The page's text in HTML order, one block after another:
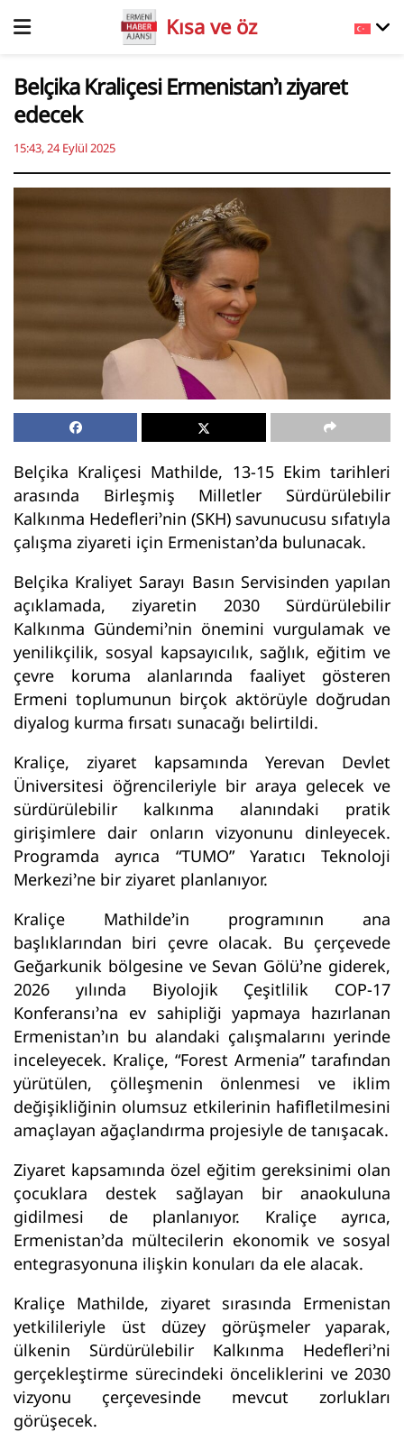
Kısa ve öz
Belçika Kraliçesi Ermenistan’ı ziyaret
edecek
15:43, 24 Eylül 2025
Belçika Kraliçesi Mathilde, 13-15 Ekim tarihleri
arasında Birleşmiş Milletler Sürdürülebilir
Kalkınma Hedefleri’nin (SKH) savunucusu sıfatıyla
çalışma ziyareti için Ermenistan’da bulunacak.
Belçika Kraliyet Sarayı Basın Servisinden yapılan
açıklamada, ziyaretin 2030 Sürdürülebilir
Kalkınma Gündemi’nin önemini vurgulamak ve
yenilikçilik, sosyal kapsayıcılık, sağlık, eğitim ve
çevre koruma alanlarında faaliyet gösteren
Ermeni toplumunun birçok aktörüyle doğrudan
diyalog kurma fırsatı sunacağı belirtildi.
Kraliçe, ziyaret kapsamında Yerevan Devlet
Üniversitesi öğrencileriyle bir araya gelecek ve
sürdürülebilir kalkınma alanındaki pratik
girişimlere dair onların vizyonunu dinleyecek.
Programda ayrıca “TUMO” Yaratıcı Teknoloji
Merkezi’ne bir ziyaret planlanıyor.
Kraliçe Mathilde’in programının ana
başlıklarından biri çevre olacak. Bu çerçevede
Geğarkunik bölgesine ve Sevan Gölü’ne giderek,
2026 yılında Biyolojik Çeşitlilik COP-17
Konferansı’na ev sahipliği yapmaya hazırlanan
Ermenistan’ın bu alandaki çalışmalarını yerinde
inceleyecek. Kraliçe, “Forest Armenia” tarafından
yürütülen, çölleşmenin önlenmesi ve iklim
değişikliğinin olumsuz etkilerinin hafifletilmesini
amaçlayan ağaçlandırma projesiyle de tanışacak.
Ziyaret kapsamında özel eğitim gereksinimi olan
çocuklara destek sağlayan bir anaokuluna
gidilmesi de planlanıyor. Kraliçe ayrıca,
Ermenistan’da mültecilerin ekonomik ve sosyal
entegrasyonuna ilişkin konuları da ele alacak.
Kraliçe Mathilde, ziyaret sırasında Ermenistan
yetkilileriyle üst düzey görüşmeler yaparak,
ülkenin Sürdürülebilir Kalkınma Hedefleri’ni
gerçekleştirme sürecindeki önceliklerini ve 2030
vizyonu çerçevesinde mevcut zorlukları
görüşecek.